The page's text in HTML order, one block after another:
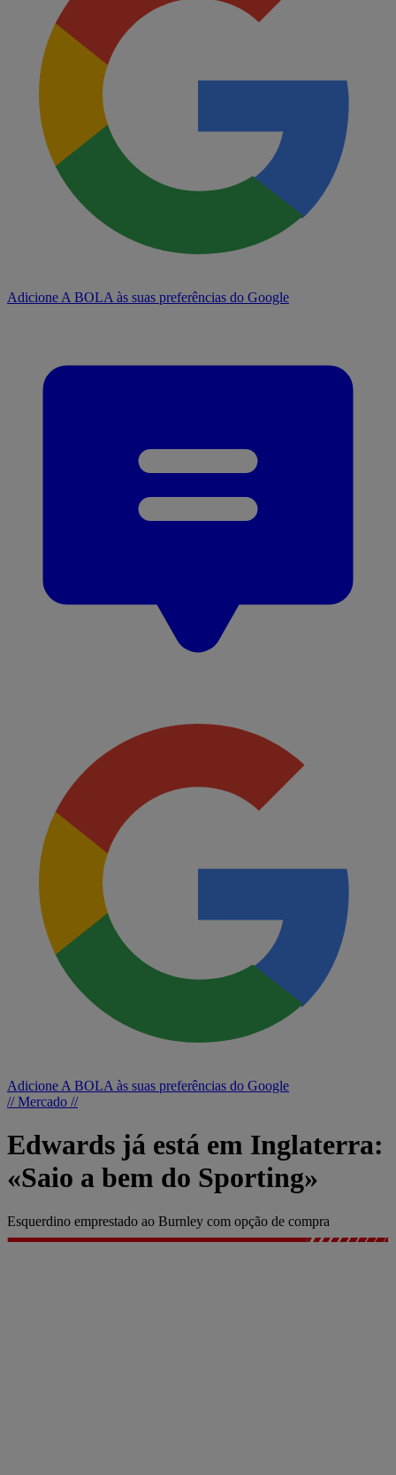
Adicione A BOLA às suas preferências do Google
Adicione A BOLA às suas preferências do Google
// Mercado //
Edwards já está em Inglaterra:
«Saio a bem do Sporting»
Esquerdino emprestado ao Burnley com opção de compra